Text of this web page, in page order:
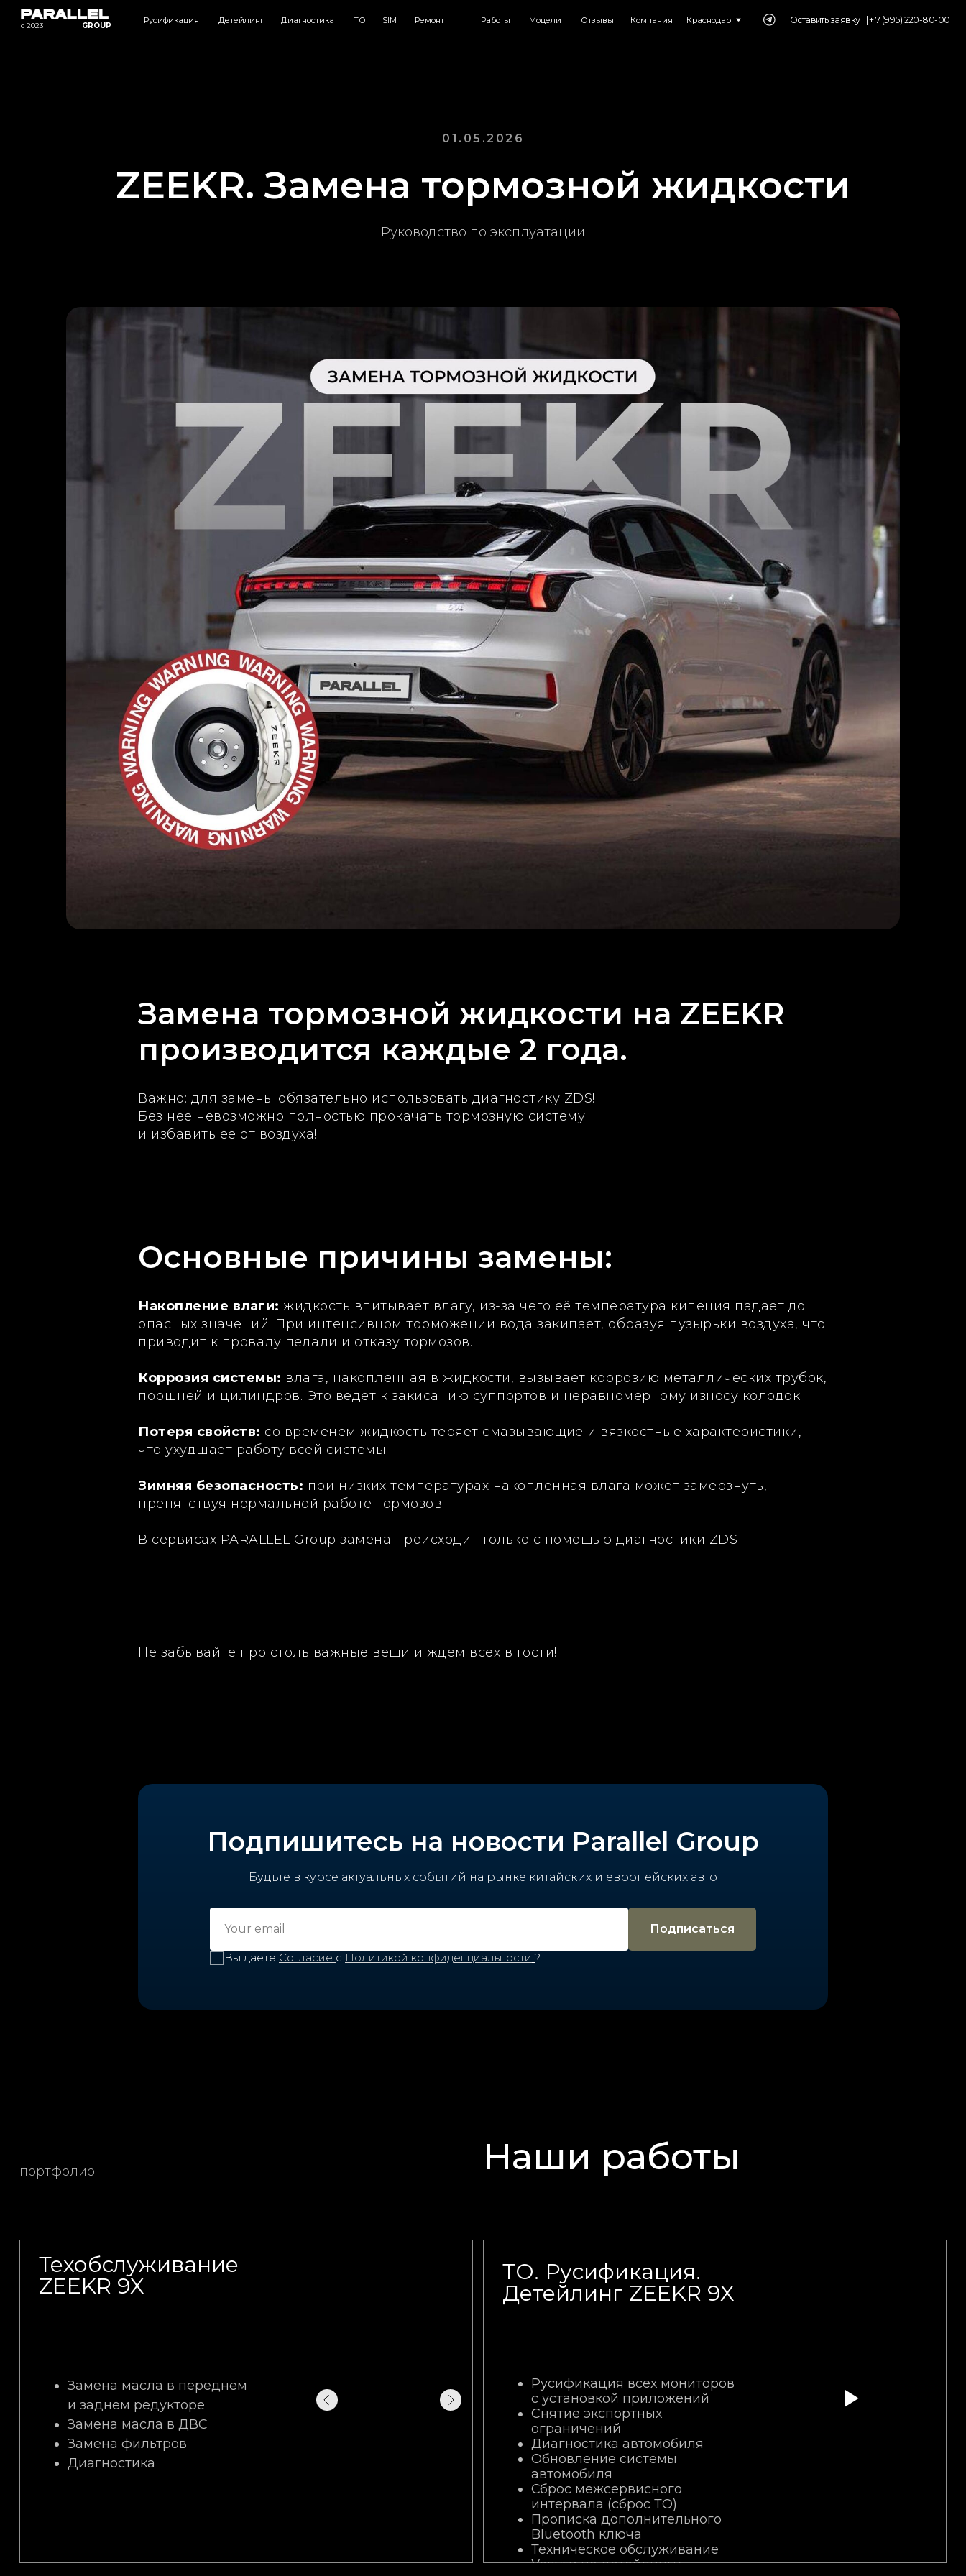
Отзывы
Ремонт
Диагностика Модели
Русификация Детейлинг
c 2023 GROUP
Компания Краснодар
Работы + 7 (995) 220-80-00
Оставить заявку⠀|
SIM
ТО
01.05.2026
ZEEKR. Замена тормозной жидкости
Руководство по эксплуатации
Замена тормозной жидкости на ZEEKR
производится каждые 2 года.
Важно: для замены обязательно использовать диагностику ZDS!
Без нее невозможно полностью прокачать тормозную систему
и избавить ее от воздуха!
Основные причины замены:
Накопление влаги: жидкость впитывает влагу, из-за чего её температура кипения падает до
опасных значений. При интенсивном торможении вода закипает, образуя пузырьки воздуха, что
приводит к провалу педали и отказу тормозов.
Коррозия системы: влага, накопленная в жидкости, вызывает коррозию металлических трубок,
поршней и цилиндров. Это ведет к закисанию суппортов и неравномерному износу колодок.
Потеря свойств: со временем жидкость теряет смазывающие и вязкостные характеристики,
что ухудшает работу всей системы.
Зимняя безопасность: при низких температурах накопленная влага может замерзнуть,
препятствуя нормальной работе тормозов.
В сервисах PARALLEL Group замена происходит только с помощью диагностики ZDS
Не забывайте про столь важные вещи и ждем всех в гости!
Подпишитесь на новости Parallel Group
Будьте в курсе актуальных событий на рынке китайских и европейских авто
Вы даете Согласие с Политикой конфиденциальности ?
Подписаться
Наши работы
портфолио
Техобслуживание
ZEEKR 9X
Замена масла в переднем
и заднем редукторе
Замена масла в ДВС
Замена фильтров
Диагностика
ТО. Русификация.
Детейлинг ZEEKR 9X
Русификация всех мониторов
с установкой приложений
Снятие экспортных
ограничений
Диагностика автомобиля
Обновление системы
автомобиля
Сброс межсервисного
интервала (сброс ТО)
Прописка дополнительного
Bluetooth ключа
Техническое обслуживание
Услуги по детейлингу